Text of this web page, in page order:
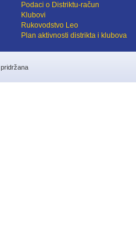
Podaci o Distriktu-račun
Klubovi
Rukovodstvo Leo
Plan aktivnosti distrikta i klubova